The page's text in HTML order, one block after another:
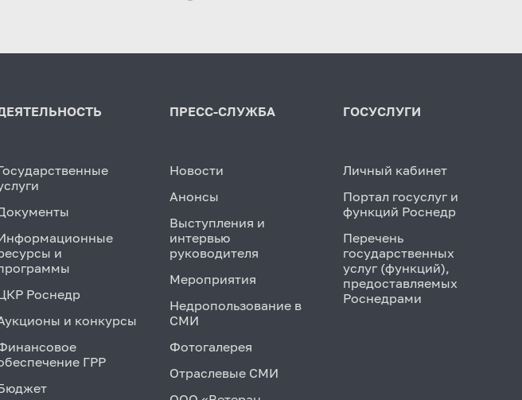
и
Роснедр
и конкурсы
ГРР
ПРЕСС-СЛУЖБА
Новости
Анонсы
Выступления и
интервью
руководителя
Мероприятия
Недропользование в
СМИ
Фотогалерея
Отраслевые СМИ
ГОСУСЛУГИ
Личный кабинет
Портал госуслуг и
функций Роснедр
Перечень
государственных
услуг (функций),
предоставляемых
Роснедрами